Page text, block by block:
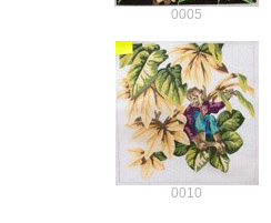
0005
0010